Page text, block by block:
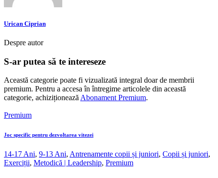
Urican Ciprian
Despre autor
S-ar putea să te intereseze
Această categorie poate fi vizualizată integral doar de membrii
premium. Pentru a accesa în întregime articolele din această
categorie, achiziționeazăAbonament Premium.
Premium
Joc specific pentru dezvoltarea vitezei
14-17 Ani, 9-13 Ani, Antrenamente copii și juniori, Copii și juniori,
Exerciții, Metodică | Leadership, Premium